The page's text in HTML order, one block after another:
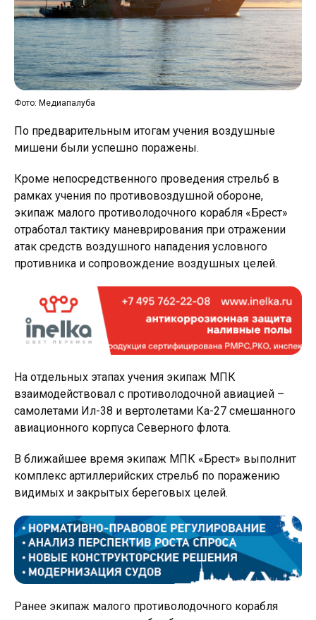
Фото: Медиапалуба
По предварительным итогам учения воздушные
мишени были успешно поражены.
Кроме непосредственного проведения стрельб в
рамках учения по противовоздушной обороне,
экипаж малого противолодочного корабля «Брест»
отработал тактику маневрирования при отражении
атак средств воздушного нападения условного
противника и сопровождение воздушных целей.
На отдельных этапах учения экипаж МПК
взаимодействовал с противолодочной авиацией –
самолетами Ил-38 и вертолетами Ка-27 смешанного
авиационного корпуса Северного флота.
В ближайшее время экипаж МПК «Брест» выполнит
комплекс артиллерийских стрельб по поражению
видимых и закрытых береговых целей.
Ранее экипаж малого противолодочного корабля